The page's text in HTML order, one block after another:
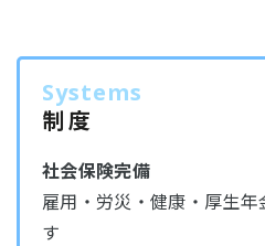
Systems
制度
社会保険完備
雇用・労災・健康・厚生年
す